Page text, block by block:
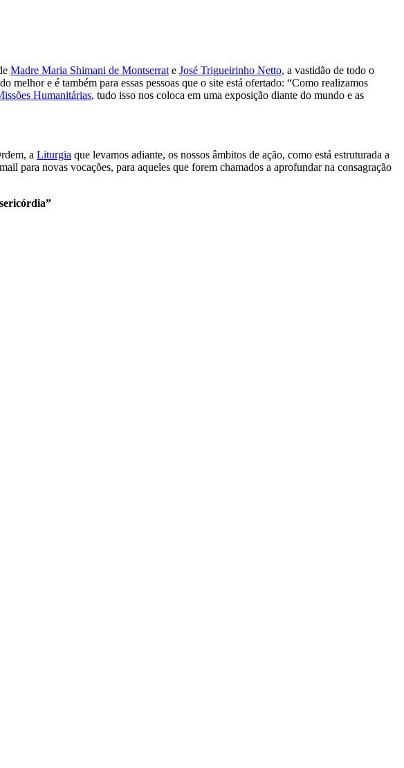
Madre Maria Shimani de Montserrat e José Trigueirinho Netto, a vastidão de todo o
e é também para essas pessoas que o site está ofertado: “Como realizamos
Humanitárias, tudo isso nos coloca em uma exposição diante do mundo e as
a Liturgia que levamos adiante, os nossos âmbitos de ação, como está estruturada a
para novas vocações, para aqueles que forem chamados a aprofundar na consagração